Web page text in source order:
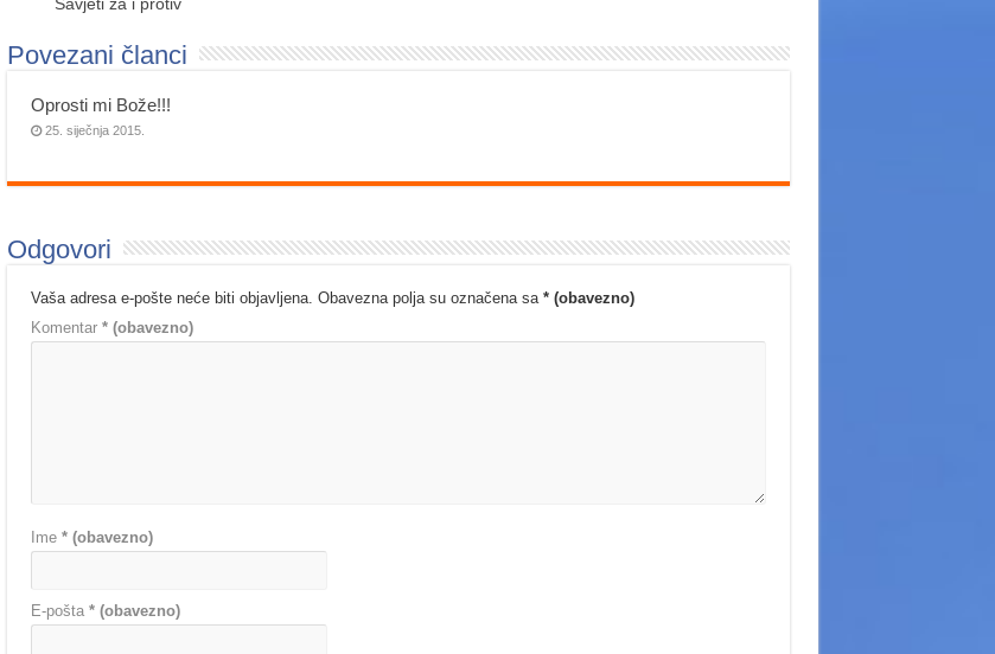
Povezani članci
Oprosti mi Bože!!!
25. siječnja 2015.
Odgovori
Vaša adresa e-pošte neće biti objavljena. Obavezna polja su označena sa * (obavezno)
Komentar * (obavezno)
Ime * (obavezno)
E-pošta * (obavezno)